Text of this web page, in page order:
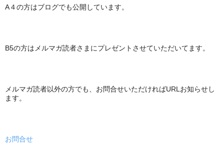
A４の方はブログでも公開しています。
B5の方はメルマガ読者さまにプレゼントさせていただいてます。
メルマガ読者以外の方でも、お問合せいただければURLお知らせし
ます。
お問合せ